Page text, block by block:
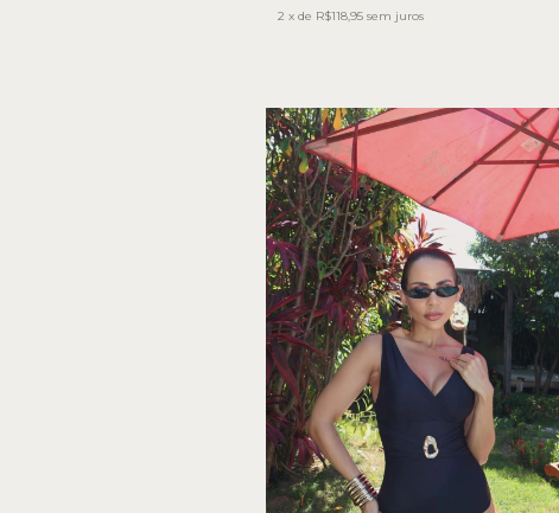
2 x de R$118,95 sem juros